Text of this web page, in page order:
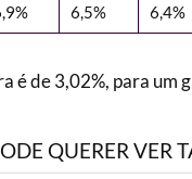
6,5% 6,4%
é de 3,02%, para um
QUERER VER